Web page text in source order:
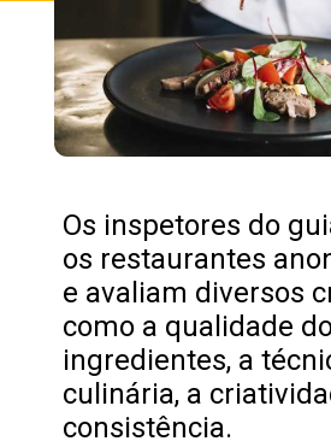
Os inspetores do
os restaurantes
e avaliam diversos
como a qualidade
ingredientes, a
culinária, a
consistência.